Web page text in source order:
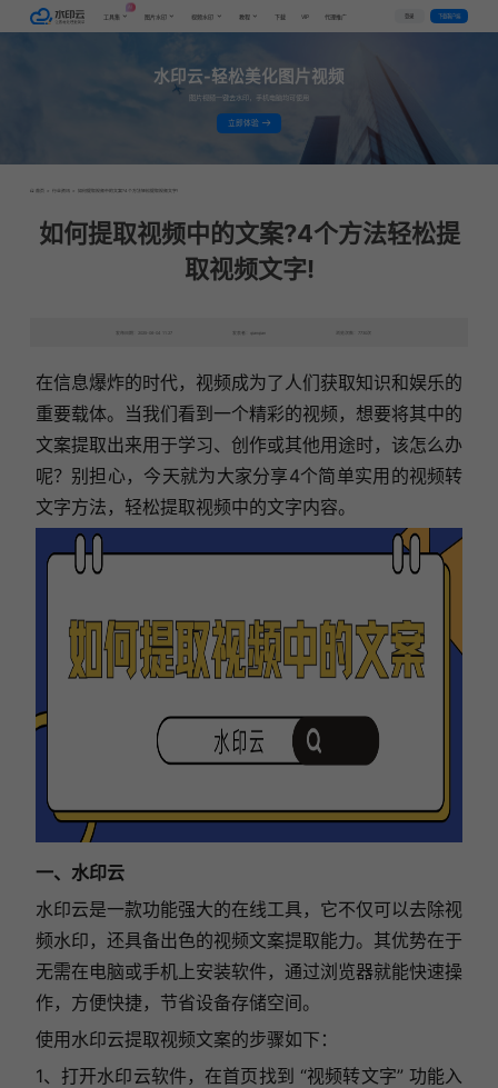
工具集
AI
图片水印 视频水印 教程 下载 VIP 代理推广 登录 下载客户端
水印云-轻松美化图片视频
图片视频一键去水印，手机电脑均可使用
立即体验
首页 > 行业资讯 > 如何提取视频中的文案?4个方法轻松提取视频文字!
如何提取视频中的文案?4个方法轻松提
取视频文字!
发布日期：2025-06-04 11:27 发表者：qianqian 浏览次数：7730次
在信息爆炸的时代，视频成为了人们获取知识和娱乐的
重要载体。当我们看到一个精彩的视频，想要将其中的
文案提取出来用于学习、创作或其他用途时，该怎么办
呢？别担心，今天就为大家分享4个简单实用的视频转
文字方法，轻松提取视频中的文字内容。
一、水印云
水印云是一款功能强大的在线工具，它不仅可以去除视
频水印，还具备出色的视频文案提取能力。其优势在于
无需在电脑或手机上安装软件，通过浏览器就能快速操
作，方便快捷，节省设备存储空间。
使用水印云提取视频文案的步骤如下：
1、打开水印云软件，在首页找到 “视频转文字” 功能入